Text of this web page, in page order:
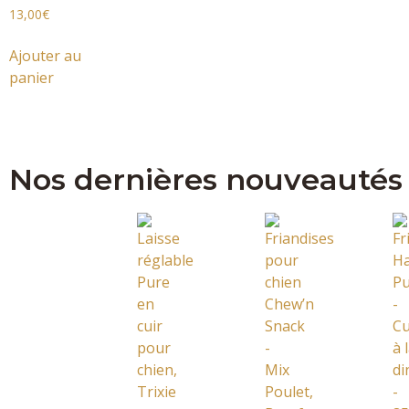
13,00€
Ajouter au
panier
Nos dernières nouveautés